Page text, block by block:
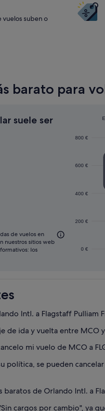
vuelos suben o
barato para
suele ser
0 €
200 €
400 €
600 €
800 €
de vuelos en
nuestros sitios web
los
Intl. a Flagstaff Pulliam
de ida y vuelta entre MCO
mi vuelo de MCO a
política, se pueden
de Orlando Intl. a
cargos por cambio", ya